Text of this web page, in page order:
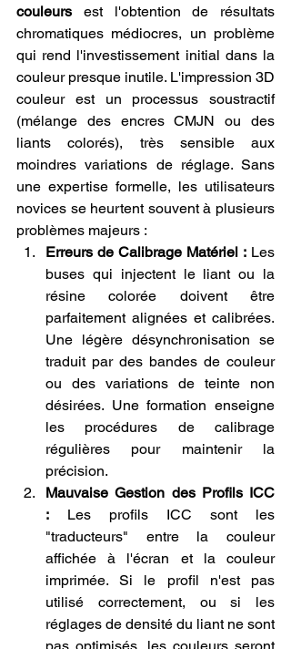
couleurs est l'obtention de résultats
chromatiques médiocres, un problème
qui rend l'investissement initial dans la
couleur presque inutile. L'impression 3D
couleur est un processus soustractif
(mélange des encres CMJN ou des
liants colorés), très sensible aux
moindres variations de réglage. Sans
une expertise formelle, les utilisateurs
novices se heurtent souvent à plusieurs
problèmes majeurs :
Erreurs de Calibrage Matériel : Les
buses qui injectent le liant ou la
résine colorée doivent être
parfaitement alignées et calibrées.
Une légère désynchronisation se
traduit par des bandes de couleur
ou des variations de teinte non
désirées. Une formation enseigne
les procédures de calibrage
régulières pour maintenir la
précision.
Mauvaise Gestion des Profils ICC
: Les profils ICC sont les
"traducteurs" entre la couleur
affichée à l'écran et la couleur
imprimée. Si le profil n'est pas
utilisé correctement, ou si les
réglages de densité du liant ne sont